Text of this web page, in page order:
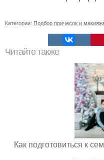
Категории: Подбор причесок и
Читайте также
Как подготовиться к